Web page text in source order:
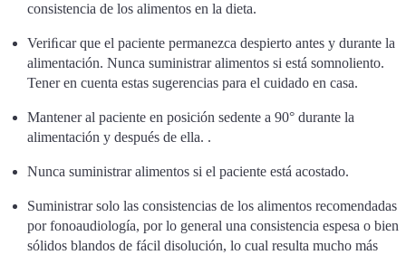
consistencia de los alimentos en la dieta.
Veriﬁcar que el paciente permanezca despierto antes y durante la
alimentación. Nunca suministrar alimentos si está somnoliento.
Tener en cuenta estas sugerencias para el cuidado en casa.
Mantener al paciente en posición sedente a 90° durante la
alimentación y después de ella. .
Nunca suministrar alimentos si el paciente está acostado.
Suministrar solo las consistencias de los alimentos recomendadas
por fonoaudiología, por lo general una consistencia espesa o bien
sólidos blandos de fácil disolución, lo cual resulta mucho más